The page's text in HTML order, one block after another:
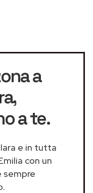
a
,
a te.
e in tutta
con un
sempre